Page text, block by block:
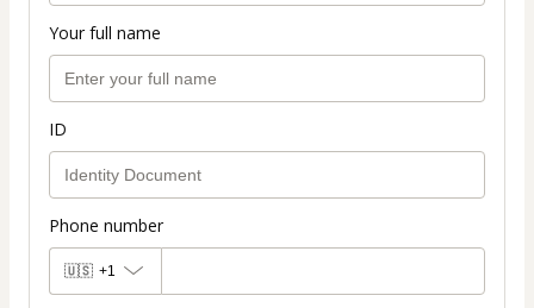
Your full name
ID
Phone number
🇺🇸 +1